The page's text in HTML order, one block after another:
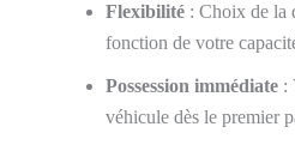
Flexibilité : Choix de la
fonction de votre
Possession immédiate :
véhicule dès le premier